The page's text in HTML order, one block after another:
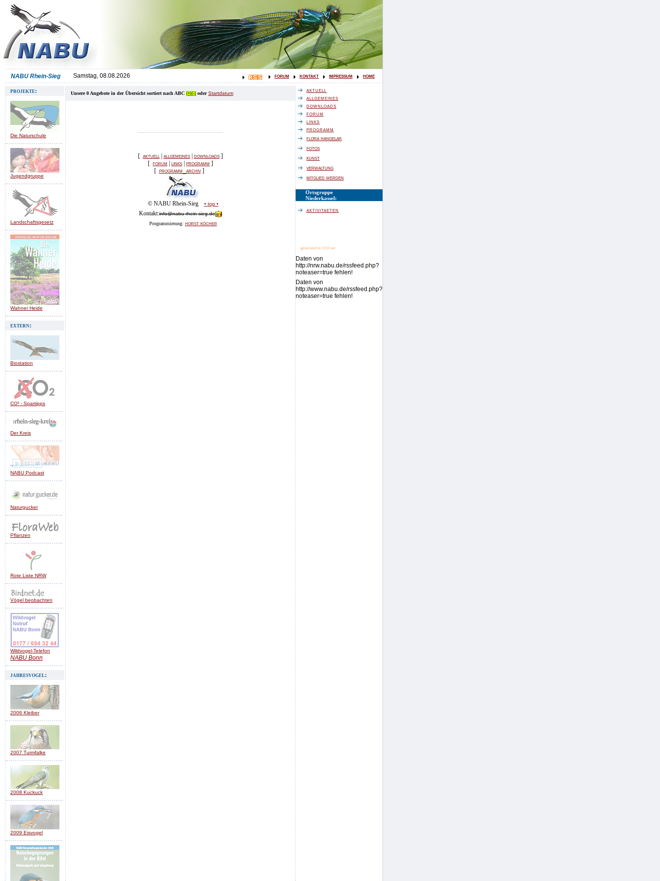
NABU Rhein-Sieg Samstag, 08.08.2026 forum kontakt impressum home
projekte:
Die Naturschule
Jugendgruppe
Landschaftsgesetz
Wahner Heide
extern:
Biostation
CO² - Spartipps
Der Kreis
NABU Podcast
Naturgucker
Pflanzen
Rote Liste NRW
Vögel beobachten
Wildvogel-Telefon
NABU Bonn
jahresvogel:
2006 Kleiber
2007 Turmfalke
2008 Kuckuck
2009 Eisvogel
Unsere 0 Angebote in der Übersicht sortiert nach ABC (+)(-) oderStartdatum
[ aktuell| allgemeines downloads ]
[ forum links programm ]
[ programm_archiv ]
© NABU Rhein-Sieg • top •
Kontakt:info@nabu-rhein-sieg.de
Programmierung: horst köcher
aktuell
allgemeines
downloads
forum
links
programm
flora hangelar
fotos
kunst
verwaltung
mitglied werden
Ortsgruppe
Niederkassel:
aktivitaeten
generated in: 0.03 sec
Daten von
http://nrw.nabu.de/rssfeed.php?
noteaser=true fehlen!
Daten von
http://www.nabu.de/rssfeed.php?
noteaser=true fehlen!